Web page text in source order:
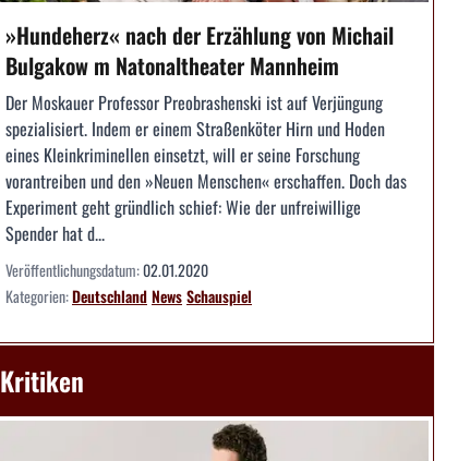
»Hundeherz« nach der Erzählung von Michail
Bulgakow m Natonaltheater Mannheim
Der Moskauer Professor Preobrashenski ist auf Verjüngung
spezialisiert. Indem er einem Straßenköter Hirn und Hoden
eines Kleinkriminellen einsetzt, will er seine Forschung
vorantreiben und den »Neuen Menschen« erschaffen. Doch das
Experiment geht gründlich schief: Wie der unfreiwillige
Spender hat d...
Veröffentlichungsdatum:02.01.2020
Kategorien:DeutschlandNewsSchauspiel
Kritiken